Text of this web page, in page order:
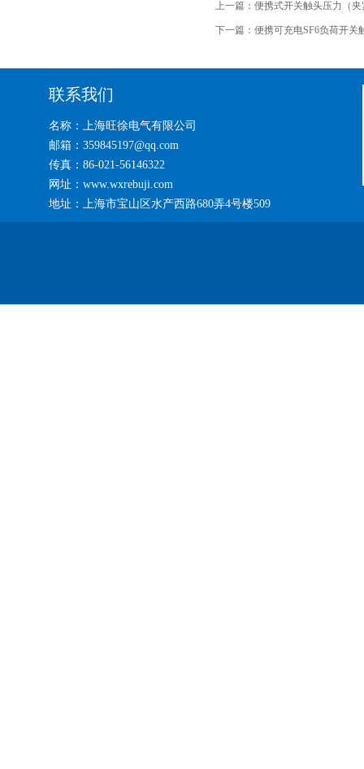
上一篇： 便携式开关触头压力（
下一篇： 便携可充电SF6负荷开关
联系我们
名称：上海旺徐电气有限公司
邮箱：359845197@qq.com
传真：86-021-56146322
网址：www.wxrebuji.com
地址：上海市宝山区水产西路680弄4号楼509